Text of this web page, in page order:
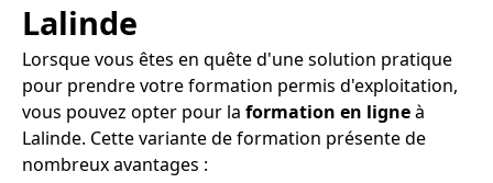
Lalinde
Lorsque vous êtes en quête d'une solution pratique
pour prendre votre formation permis d'exploitation,
vous pouvez opter pour la formation en ligneà
Lalinde. Cette variante de formation présente de
nombreux avantages :